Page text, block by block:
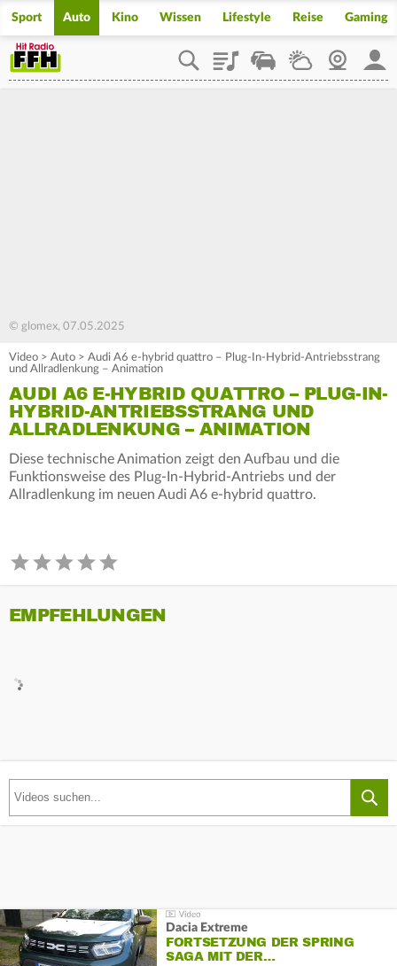
Sport Auto Kino Wissen Lifestyle Reise Gaming
PlaylistStaupilotWetterWebcam
© glomex, 07.05.2025
Video > Auto > Audi A6 e-hybrid quattro – Plug-In-Hybrid-Antriebsstrang
und Allradlenkung – Animation
AUDI A6 E-HYBRID QUATTRO – PLUG-IN-
HYBRID-ANTRIEBSSTRANG UND
ALLRADLENKUNG – ANIMATION
Diese technische Animation zeigt den Aufbau und die
Funktionsweise des Plug-In-Hybrid-Antriebs und der
Allradlenkung im neuen Audi A6 e-hybrid quattro.
EMPFEHLUNGEN
Dacia Extreme
FORTSETZUNG DER SPRING
SAGA MIT DER…